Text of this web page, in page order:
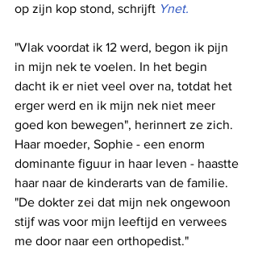
op zijn kop stond, schrijft Ynet.
"Vlak voordat ik 12 werd, begon ik pijn
in mijn nek te voelen. In het begin
dacht ik er niet veel over na, totdat het
erger werd en ik mijn nek niet meer
goed kon bewegen", herinnert ze zich.
Haar moeder, Sophie - een enorm
dominante figuur in haar leven - haastte
haar naar de kinderarts van de familie.
"De dokter zei dat mijn nek ongewoon
stijf was voor mijn leeftijd en verwees
me door naar een orthopedist."